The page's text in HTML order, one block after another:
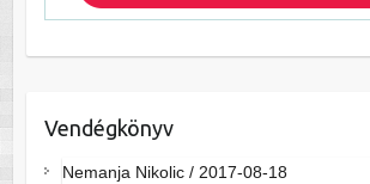
Vendégkönyv
Nemanja Nikolic/ 2017-08-18